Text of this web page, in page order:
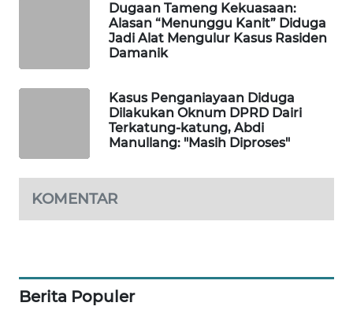
Dugaan Tameng Kekuasaan:
Alasan “Menunggu Kanit” Diduga
Jadi Alat Mengulur Kasus Rasiden
Damanik
Kasus Penganiayaan Diduga
Dilakukan Oknum DPRD Dairi
Terkatung-katung, Abdi
Manullang: "Masih Diproses"
KOMENTAR
Berita Populer